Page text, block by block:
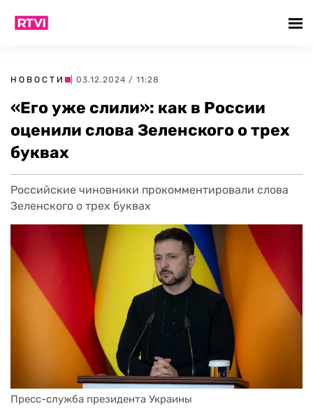
НОВОСТИ | 03.12.2024 / 11:28
«Его уже слили»: как в России
оценили слова Зеленского о трех
буквах
Российские чиновники прокомментировали слова
Зеленского о трех буквах
Пресс-служба президента Украины